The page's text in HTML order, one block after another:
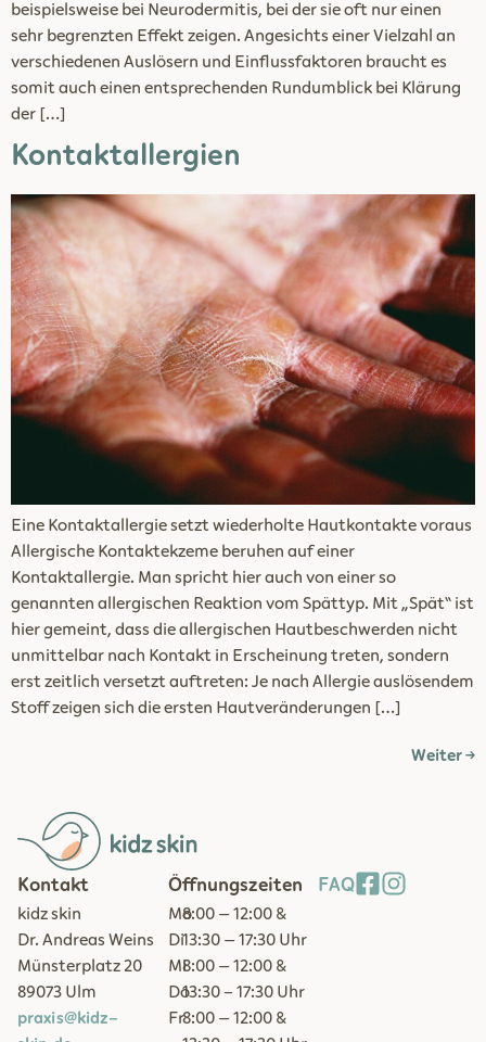
beispielsweise bei Neurodermitis, bei der sie oft nur einen
sehr begrenzten Effekt zeigen. Angesichts einer Vielzahl an
verschiedenen Auslösern und Einflussfaktoren braucht es
somit auch einen entsprechenden Rundumblick bei Klärung
der […]
Kontaktallergien
Eine Kontaktallergie setzt wiederholte Hautkontakte voraus
Allergische Kontaktekzeme beruhen auf einer
Kontaktallergie. Man spricht hier auch von einer so
genannten allergischen Reaktion vom Spättyp. Mit „Spät“ ist
hier gemeint, dass die allergischen Hautbeschwerden nicht
unmittelbar nach Kontakt in Erscheinung treten, sondern
erst zeitlich versetzt auftreten: Je nach Allergie auslösendem
Stoff zeigen sich die ersten Hautveränderungen […]
Weiter→
Kontakt
kidz skin
Dr. Andreas Weins
Münsterplatz 20
89073 Ulm
praxis@kidz-
Öffnungszeiten
Mo
Di
Mi
Do
Fr
8:00 – 12:00 &
13:30 – 17:30 Uhr
8:00 – 12:00 &
13:30 - 17:30 Uhr
8:00 – 12:00 &
FAQ